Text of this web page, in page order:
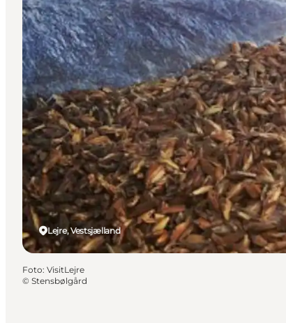
Copenhagen Card
Lejre, Vestsjælland
Foto: VisitLejre
© Stensbølgård